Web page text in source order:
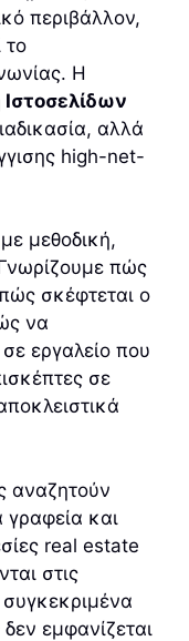
περιβάλλον,
το
Η
αλλά
high-net-
μεθοδική,
πώς
σκέφτεται ο
να
εργαλείο που
σε
αναζητούν
γραφεία και
real estate
στις
εμφανίζεται